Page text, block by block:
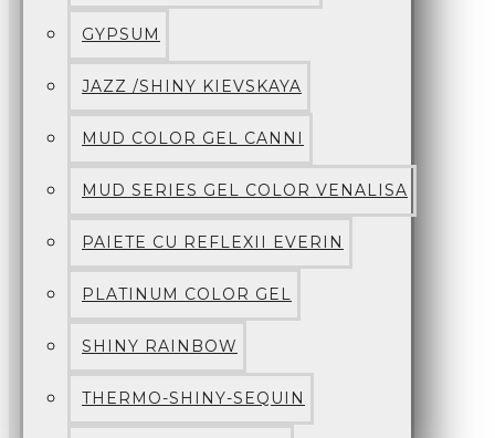
GYPSUM
JAZZ /SHINY KIEVSKAYA
MUD COLOR GEL CANNI
MUD SERIES GEL COLOR VENALISA
PAIETE CU REFLEXII EVERIN
PLATINUM COLOR GEL
SHINY RAINBOW
THERMO-SHINY-SEQUIN